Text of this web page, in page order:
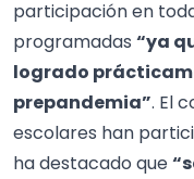
participación en
programadas “ya
logrado
prepandemia”. El
escolares han
ha destacado que